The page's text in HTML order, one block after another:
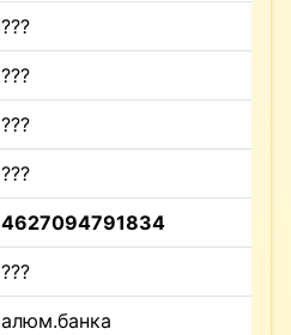
???
???
???
???
4627094791834
???
алюм.банка